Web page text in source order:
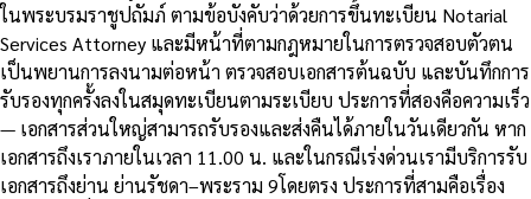
ในพระบรมราชูปถัมภ์ ตามข้อบังคับว่าด้วยการขึ้นทะเบียน Notarial
Services Attorney และมีหน้าที่ตามกฎหมายในการตรวจสอบตัวตน
เป็นพยานการลงนามต่อหน้า ตรวจสอบเอกสารต้นฉบับ และบันทึกการ
รับรองทุกครั้งลงในสมุดทะเบียนตามระเบียบ ประการที่สองคือความเร็ว
— เอกสารส่วนใหญ่สามารถรับรองและส่งคืนได้ภายในวันเดียวกัน หาก
เอกสารถึงเราภายในเวลา 11.00 น. และในกรณีเร่งด่วนเรามีบริการรับ
เอกสารถึงย่าน ย่านรัชดา–พระราม 9โดยตรง ประการที่สามคือเรื่อง